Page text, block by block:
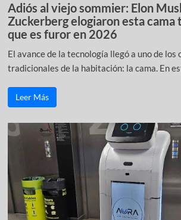
Adiós al viejo sommier: Elon
Zuckerberg elogiaron esta cama
que es furor en 2026
El avance de la tecnología llegó a uno de los
tradicionales de la habitación: la cama. En
Leer Más